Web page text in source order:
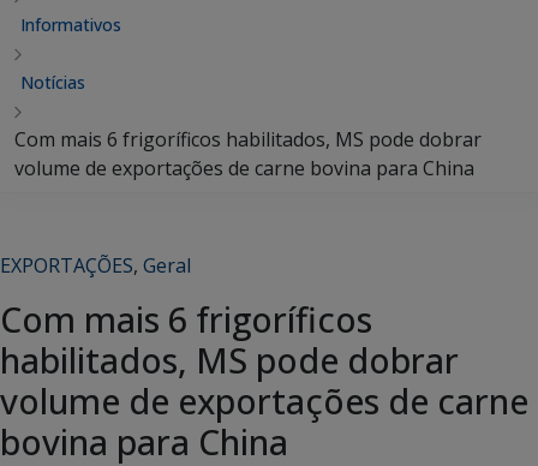
Informativos
Notícias
Com mais 6 frigoríficos habilitados, MS pode dobrar
volume de exportações de carne bovina para China
EXPORTAÇÕES, Geral
Com mais 6 frigoríficos
habilitados, MS pode dobrar
volume de exportações de carne
bovina para China